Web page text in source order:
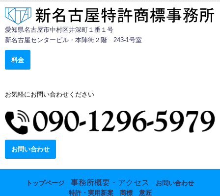
愛知県名古屋市中村区井深町１番１号
新名古屋センタービル・本陣街２階 243-1号室
料金
お気軽にお問い合わせください
お問い合わせ
トップページ 事務所概要・アクセス
お問い合わせ
特許・実用新案
商標 意匠